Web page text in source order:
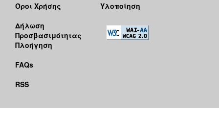
Όροι Χρήσης
Δήλωση
Προσβασιμότητας
Πλοήγηση
FAQs
RSS
Υλοποίηση